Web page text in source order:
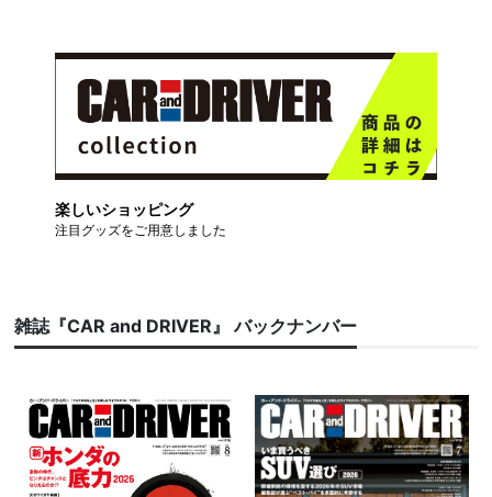
楽しいショッピング
注目グッズをご用意しました
雑誌『CAR and DRIVER』 バックナンバー